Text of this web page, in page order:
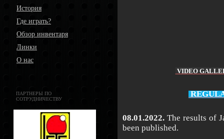
История
Где играть?
Обзор инвентаря
Линки
О нас
ПАРТНЕРЫ ПО
СОТРУДНИЧЕСТВУ
VIDEO
08.01.2022. The results of
been published.